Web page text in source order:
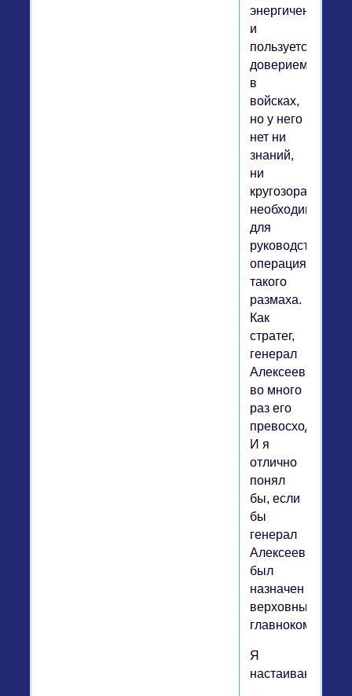
энергичен
и
пользуется
доверием
в
войсках,
но у него
нет ни
знаний,
ни
кругозора,
необходимого
для
руководства
операциями
такого
размаха.
Как
стратег,
генерал
Алексеев
во много
раз его
превосходит.
И я
отлично
понял
бы, если
бы
генерал
Алексеев
был
назначен
верховным
Я
настаиваю: